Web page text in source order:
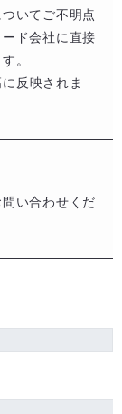
いてご不明点
ド会社に直接
。​​
反映されま
い合わせくだ